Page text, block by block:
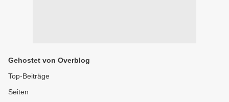
Gehostet von Overblog
Top-Beiträge
Seiten